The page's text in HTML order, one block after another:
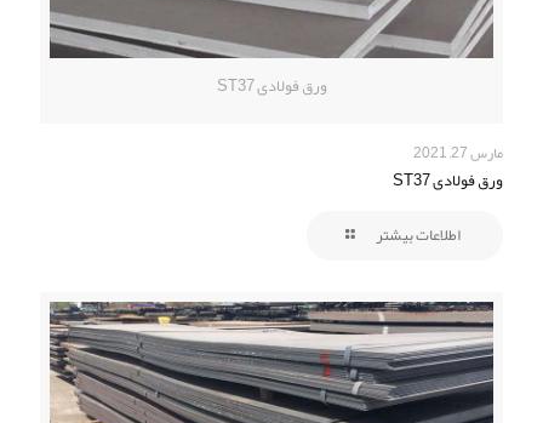
ورق فولادی ST37
مارس 27, 2021
ورق فولادی ST37
اطلاعات بیشتر